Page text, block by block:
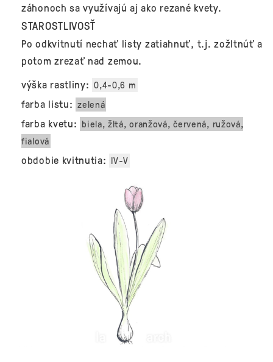
záhonoch sa využívajú aj ako rezané kvety.
STAROSTLIVOSŤ
Po odkvitnutí nechať listy zatiahnuť, t.j. zožltnúť a
potom zrezať nad zemou.
výška rastliny: 0,4-0,6 m
farba listu: zelená
farba kvetu: biela, žltá, oranžová, červená, ružová,
fialová
obdobie kvitnutia: IV-V